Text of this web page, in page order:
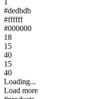
#dedbdb
#ffffff
#000000
18
15
40
15
40
Loading...
Load more